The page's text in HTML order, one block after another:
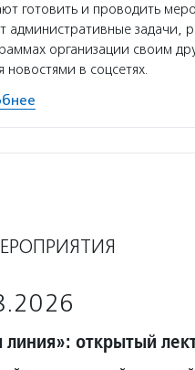
готовить и проводить
административные задачи,
организации своим
новостями в соцсетях.
открытый